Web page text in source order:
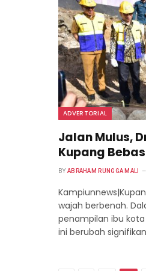
ADVERTORIAL
Jalan Mulus,
Kupang
BY ABRAHAM RUNGGA MALI
wajah berbenah.
penampilan ibu kota
ini berubah